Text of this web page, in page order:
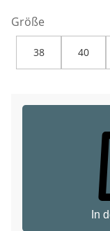
Größe
38 40
In